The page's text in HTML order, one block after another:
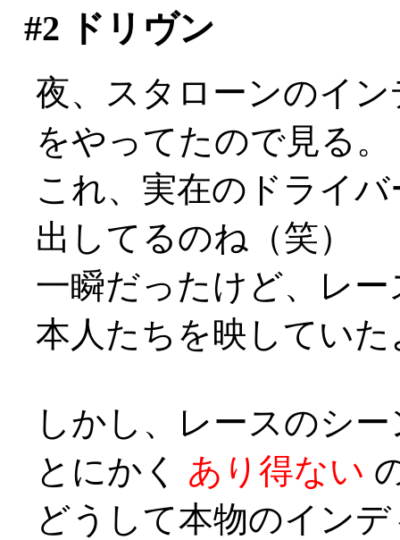
#2 ドリヴン
夜、スタローンのイ
をやってたので見る。
これ、実在のドライ
出してるのね（笑）
一瞬だったけど、レ
本人たちを映してい
しかし、レースのシ
とにかく あり得ない
どうして本物のイン